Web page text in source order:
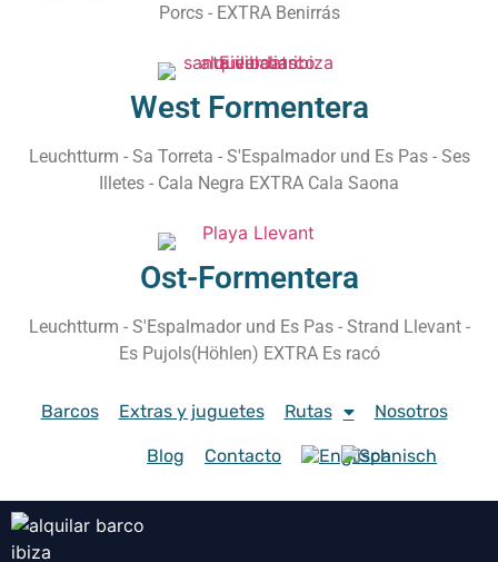
Porcs - EXTRA Benirrás
West Formentera
Leuchtturm - Sa Torreta - S'Espalmador und Es Pas - Ses
Illetes - Cala Negra EXTRA Cala Saona
Ost-Formentera
Leuchtturm - S'Espalmador und Es Pas - Strand Llevant -
Es Pujols(Höhlen) EXTRA Es racó
Barcos Extras y juguetes Rutas Nosotros
Blog Contacto